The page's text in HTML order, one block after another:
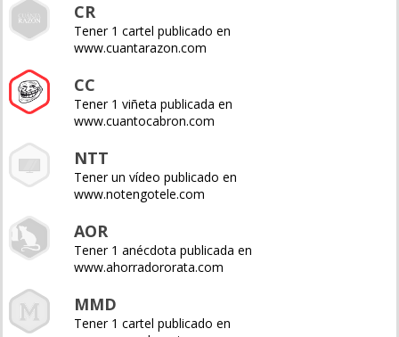
CR
Tener 1 cartel publicado en
www.cuantarazon.com
CC
Tener 1 viñeta publicada en
www.cuantocabron.com
NTT
Tener un vídeo publicado en
www.notengotele.com
AOR
Tener 1 anécdota publicada en
www.ahorradororata.com
MMD
Tener 1 cartel publicado en